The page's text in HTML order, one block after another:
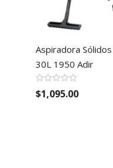
Aspiradora
30L 1950 Adir
$1,095.00